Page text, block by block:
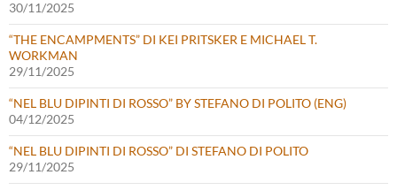
30/11/2025
“THE ENCAMPMENTS” DI KEI PRITSKER E MICHAEL T.
WORKMAN
29/11/2025
“NEL BLU DIPINTI DI ROSSO” BY STEFANO DI POLITO (ENG)
04/12/2025
“NEL BLU DIPINTI DI ROSSO” DI STEFANO DI POLITO
29/11/2025